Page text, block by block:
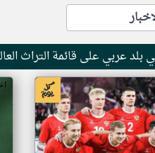
عربي على قائمة التراث